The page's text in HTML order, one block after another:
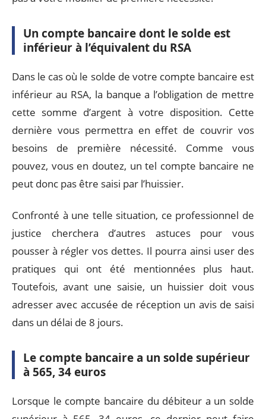
Un compte bancaire dont le solde est
inférieur à l’équivalent du RSA
Dans le cas où le solde de votre compte bancaire est
inférieur au RSA, la banque a l’obligation de mettre
cette somme d’argent à votre disposition. Cette
dernière vous permettra en effet de couvrir vos
besoins de première nécessité. Comme vous
pouvez, vous en doutez, un tel compte bancaire ne
peut donc pas être saisi par l’huissier.
Confronté à une telle situation, ce professionnel de
justice cherchera d’autres astuces pour vous
pousser à régler vos dettes. Il pourra ainsi user des
pratiques qui ont été mentionnées plus haut.
Toutefois, avant une saisie, un huissier doit vous
adresser avec accusée de réception un avis de saisi
dans un délai de 8 jours.
Le compte bancaire a un solde supérieur
à 565, 34 euros
Lorsque le compte bancaire du débiteur a un solde